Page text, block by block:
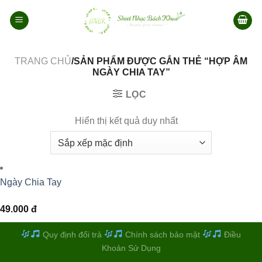
qua
TRANG CHỦ/SẢN PHẨM ĐƯỢC GẮN THẺ “HỢP ÂM
NGÀY CHIA TAY”
LỌC
Hiển thị kết quả duy nhất
Ngày Chia Tay
49.000 đ
Quy định đổi trả Chính sách bảo mật
Điều
Khoản Sử Dụng